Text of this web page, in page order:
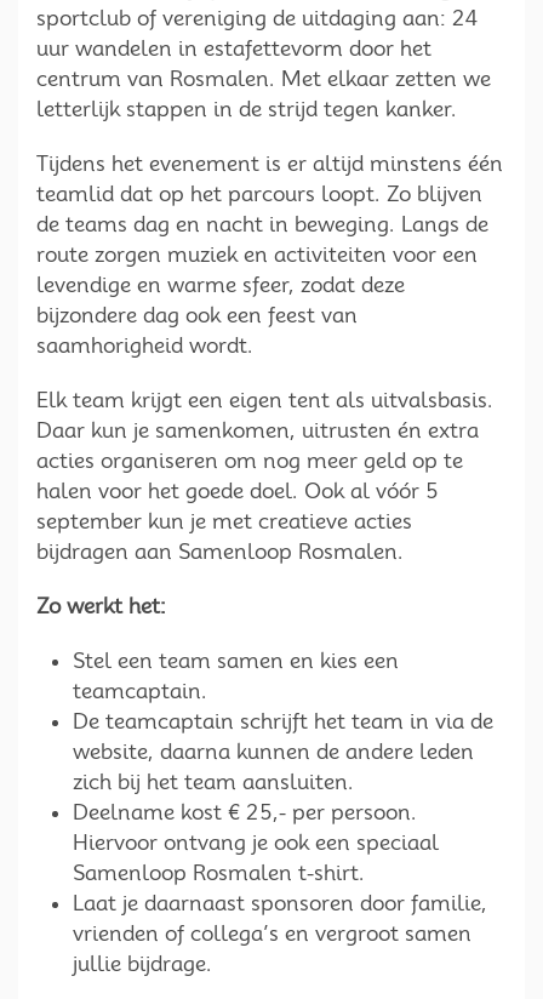
sportclub of vereniging de uitdaging aan: 24
uur wandelen in estafettevorm door het
centrum van Rosmalen. Met elkaar zetten we
letterlijk stappen in de strijd tegen kanker.
Tijdens het evenement is er altijd minstens één
teamlid dat op het parcours loopt. Zo blijven
de teams dag en nacht in beweging. Langs de
route zorgen muziek en activiteiten voor een
levendige en warme sfeer, zodat deze
bijzondere dag ook een feest van
saamhorigheid wordt.
Elk team krijgt een eigen tent als uitvalsbasis.
Daar kun je samenkomen, uitrusten én extra
acties organiseren om nog meer geld op te
halen voor het goede doel. Ook al vóór 5
september kun je met creatieve acties
bijdragen aan Samenloop Rosmalen.
Zo werkt het:
Stel een team samen en kies een
teamcaptain.
De teamcaptain schrijft het team in via de
website, daarna kunnen de andere leden
zich bij het team aansluiten.
Deelname kost € 25,- per persoon.
Hiervoor ontvang je ook een speciaal
Samenloop Rosmalen t-shirt.
Laat je daarnaast sponsoren door familie,
vrienden of collega’s en vergroot samen
jullie bijdrage.